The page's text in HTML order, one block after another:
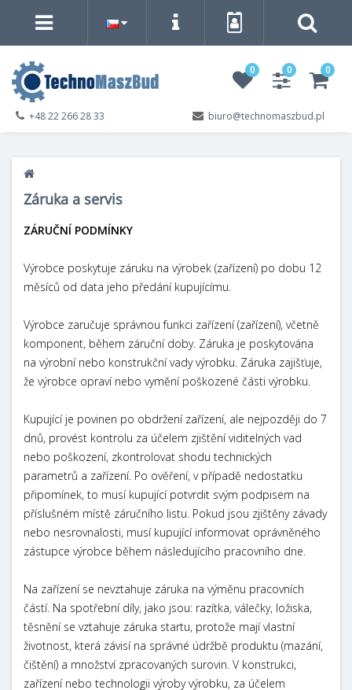
0 0 0
biuro@technomaszbud.pl
+48 22 266 28 33
Záruka a servis
ZÁRUČNÍ PODMÍNKY
Výrobce poskytuje záruku na výrobek (zařízení) po dobu 12
měsíců od data jeho předání kupujícímu.
Výrobce zaručuje správnou funkci zařízení (zařízení), včetně
komponent, během záruční doby. Záruka je poskytována
na výrobní nebo konstrukční vady výrobku. Záruka zajišťuje,
že výrobce opraví nebo vymění poškozené části výrobku.
Kupující je povinen po obdržení zařízení, ale nejpozději do 7
dnů, provést kontrolu za účelem zjištění viditelných vad
nebo poškození, zkontrolovat shodu technických
parametrů a zařízení. Po ověření, v případě nedostatku
připomínek, to musí kupující potvrdit svým podpisem na
příslušném místě záručního listu. Pokud jsou zjištěny závady
nebo nesrovnalosti, musí kupující informovat oprávněného
zástupce výrobce během následujícího pracovního dne.
Na zařízení se nevztahuje záruka na výměnu pracovních
částí. Na spotřební díly, jako jsou: razítka, válečky, ložiska,
těsnění se vztahuje záruka startu, protože mají vlastní
životnost, která závisí na správné údržbě produktu (mazání,
čištění) a množství zpracovaných surovin. V konstrukci,
zařízení nebo technologii výroby výrobku, za účelem